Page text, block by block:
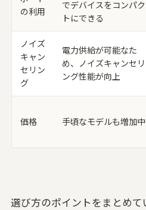
の利用
でデバイスをコンパク
トにできる
ノイズ
キャン
セリン
グ
電力供給が可能なた
め、ノイズキャンセリ
ング性能が向上
価格 手頃なモデルも増加中
選び方のポイントをまとめ